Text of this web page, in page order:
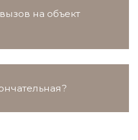
на объект